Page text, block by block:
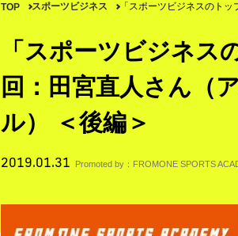
TOP スポーツビジネス 「スポーツビジネスのトッ
「スポーツビジネス
回：田宮直人さん（
ル） ＜後編＞
2019.01.31 Promoted by：FROMONE SPORTS